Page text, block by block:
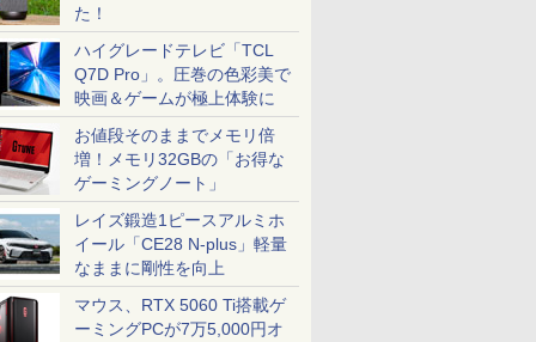
た！
ハイグレードテレビ「TCL
Q7D Pro」。圧巻の色彩美で
映画＆ゲームが極上体験に
お値段そのままでメモリ倍
増！メモリ32GBの「お得な
ゲーミングノート」
レイズ鍛造1ピースアルミホ
イール「CE28 N-plus」軽量
なままに剛性を向上
マウス、RTX 5060 Ti搭載ゲ
ーミングPCが7万5,000円オ